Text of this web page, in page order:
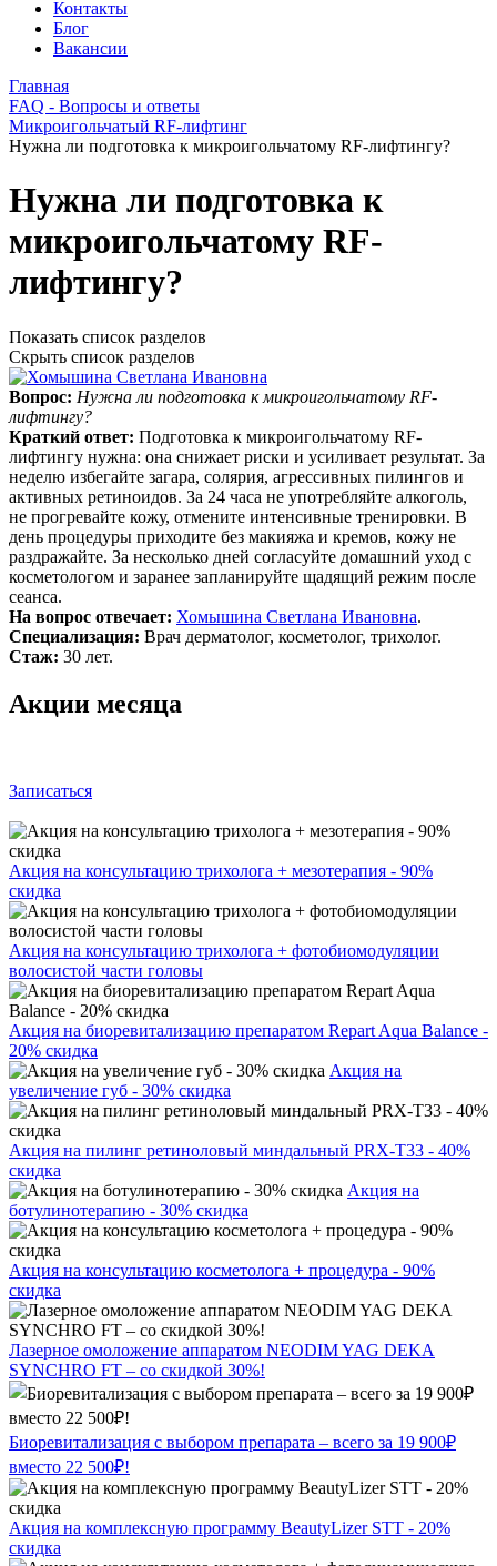
Контакты
Блог
Вакансии
Главная
FAQ - Вопросы и ответы
Микроигольчатый RF-лифтинг
Нужна ли подготовка к микроигольчатому RF-лифтингу?
Нужна ли подготовка к
микроигольчатому RF-
лифтингу?
Показать список разделов
Скрыть список разделов
Вопрос: Нужна ли подготовка к микроигольчатому RF-
лифтингу?
Краткий ответ: Подготовка к микроигольчатому RF-
лифтингу нужна: она снижает риски и усиливает результат. За
неделю избегайте загара, солярия, агрессивных пилингов и
активных ретиноидов. За 24 часа не употребляйте алкоголь,
не прогревайте кожу, отмените интенсивные тренировки. В
день процедуры приходите без макияжа и кремов, кожу не
раздражайте. За несколько дней согласуйте домашний уход с
косметологом и заранее запланируйте щадящий режим после
сеанса.
На вопрос отвечает: Хомышина Светлана Ивановна.
Специализация: Врач дерматолог, косметолог, трихолог.
Стаж: 30 лет.
Акции месяца
Записаться
Акция на консультацию трихолога + мезотерапия - 90%
скидка
Акция на консультацию трихолога + фотобиомодуляции
волосистой части головы
Акция на биоревитализацию препаратом Repart Aqua Balance -
20% скидка
Акция на
увеличение губ - 30% скидка
Акция на пилинг ретиноловый миндальный PRX-T33 - 40%
скидка
Акция на
ботулинотерапию - 30% скидка
Акция на консультацию косметолога + процедура - 90%
скидка
Лазерное омоложение аппаратом NEODIM YAG DEKA
SYNCHRO FT – со скидкой 30%!
Биоревитализация с выбором препарата – всего за 19 900₽
вместо 22 500₽!
Акция на комплексную программу BeautyLizer STT - 20%
скидка